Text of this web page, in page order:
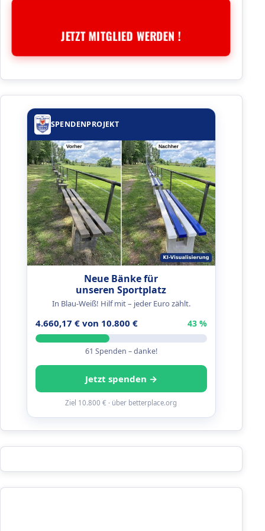
JETZT MITGLIED WERDEN !
SPENDENPROJEKT
Neue Bänke für
unseren Sportplatz
In Blau-Weiß! Hilf mit – jeder Euro zählt.
4.660,17 € von 10.800 € 43 %
61 Spenden – danke!
Jetzt spenden →
Ziel 10.800 € · über betterplace.org